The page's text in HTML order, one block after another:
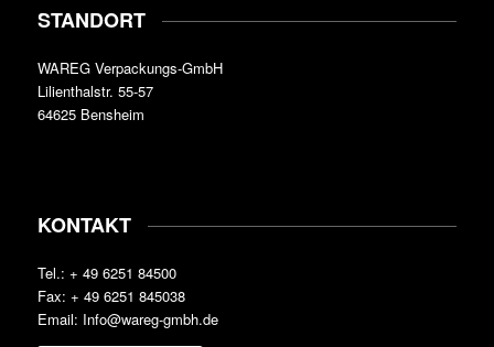
STANDORT
WAREG Verpackungs-GmbH
Lilienthalstr. 55-57
64625 Bensheim
KONTAKT
Tel.: + 49 6251 84500
Fax: + 49 6251 845038
Email: Info@wareg-gmbh.de